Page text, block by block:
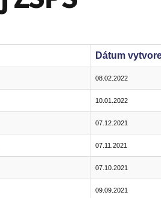
Dátum
08.02.2022
10.01.2022
07.12.2021
07.11.2021
07.10.2021
09.09.2021